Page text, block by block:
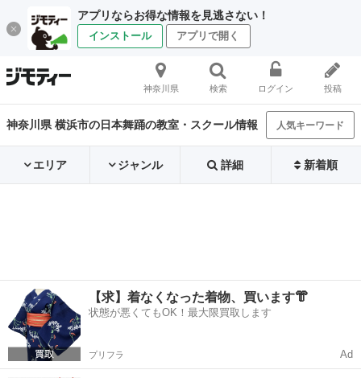
アプリならお得な情報を見逃さない！
インストール アプリで開く
神奈川県 検索 ログイン 投稿
神奈川県 横浜市の日本舞踊の教室・スクール情報 人気キーワード
エリア ジャンル 詳細 新着順
【求】着なくなった着物、買います👘
状態が悪くてもOK！最大限買取します
プリフラ Ad